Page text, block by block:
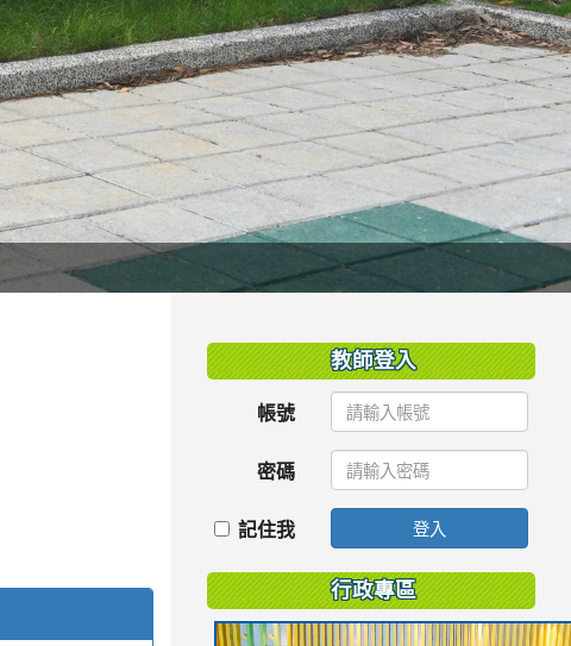
教師登入
帳號
密碼
記住我 登入
行政專區